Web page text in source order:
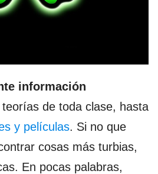
información
de toda clase, hasta
y películas. Si no que
cosas más turbias,
En pocas palabras,